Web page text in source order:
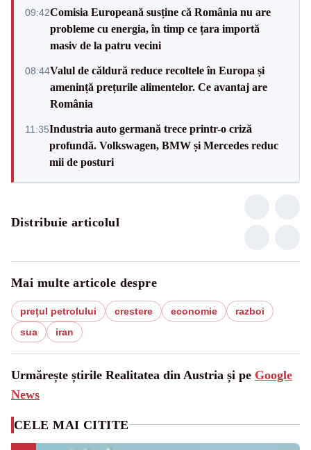
09:42Comisia Europeană susține că România nu are
probleme cu energia, în timp ce țara importă
masiv de la patru vecini
08:44Valul de căldură reduce recoltele în Europa și
amenință prețurile alimentelor. Ce avantaj are
România
11:35Industria auto germană trece printr-o criză
profundă. Volkswagen, BMW și Mercedes reduc
mii de posturi
Distribuie articolul
Mai multe articole despre
prețul petrolului crestere economie
razboi
sua
iran
Urmărește știrile Realitatea din Austria și pe Google
News
CELE MAI CITITE